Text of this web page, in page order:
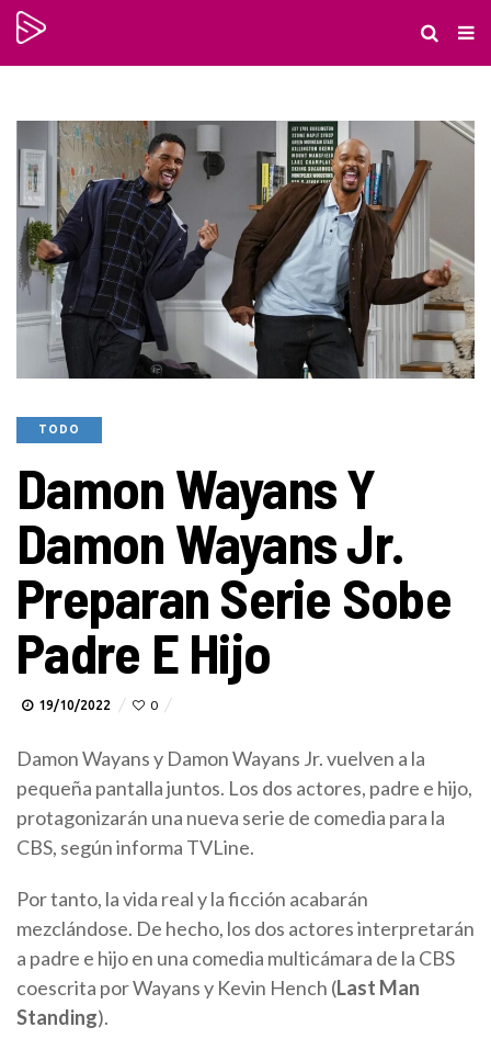
TODO
Damon Wayans Y
Damon Wayans Jr.
Preparan Serie Sobe
Padre E Hijo
19/10/2022 0
Damon Wayans y Damon Wayans Jr. vuelven a la
pequeña pantalla juntos. Los dos actores, padre e hijo,
protagonizarán una nueva serie de comedia para la
CBS, según informa TVLine.
Por tanto, la vida real y la ficción acabarán
mezclándose. De hecho, los dos actores interpretarán
a padre e hijo en una comedia multicámara de la CBS
coescrita por Wayans y Kevin Hench (Last Man
Standing).